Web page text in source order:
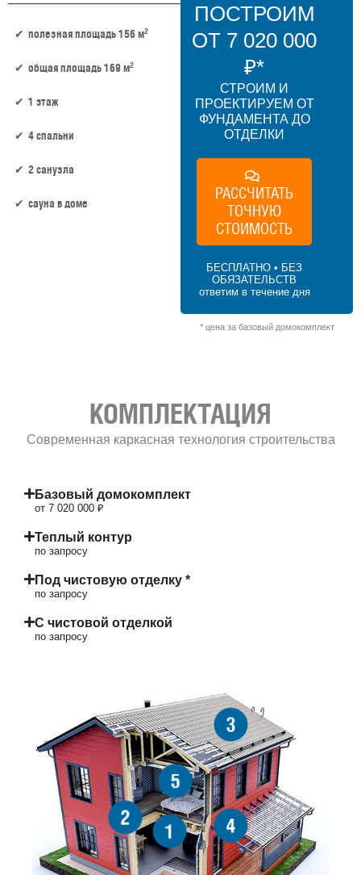
полезная площадь 156 м2
общая площадь 169 м2
1 этаж
4 спальни
2 санузла
сауна в доме
ПОСТРОИМ
ОТ 7 020 000
₽*
СТРОИМ И
ПРОЕКТИРУЕМ ОТ
ФУНДАМЕНТА ДО
ОТДЕЛКИ
РАССЧИТАТЬ
ТОЧНУЮ
СТОИМОСТЬ
БЕСПЛАТНО • БЕЗ
ОБЯЗАТЕЛЬСТВ
ответим в течение дня
* цена за базовый домокомплект
КОМПЛЕКТАЦИЯ
Современная каркасная технология строительства
Базовый домокомплект
от 7 020 000 ₽
Теплый контур
по запросу
Под чистовую отделку *
по запросу
С чистовой отделкой
по запросу
1
2
3
4
5